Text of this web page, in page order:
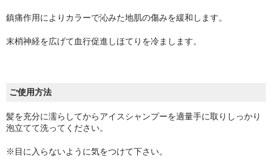
鎮痛作用によりカラーで沁みた地肌の傷みを緩和します。
末梢神経を広げて血行促進しほてりを冷まします。
ご使用方法
髪を充分に濡らしてからアイスシャンプーを適量手に取りしっかり
泡立てて洗ってください。
※目に入らないように気をつけて下さい。